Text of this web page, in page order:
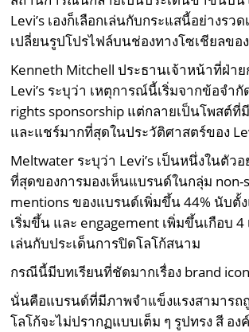
Levi’s เองก็เลือกเล่นกับกระแสนี้อย่างรว
เปลี่ยนรูปโปรไฟล์บนช่องทางโซเชียลขอ
Kenneth Mitchell ประธานเจ้าหน้าที่ฝ่า
Levi’s ระบุว่า เหตุการณ์นี้เริ่มจากข้อจำ
rights sponsorship แต่กลายเป็นโพสต์
และแชร์มากที่สุดในประวัติศาสตร์ของ
Meltwater ระบุว่า Levi’s เป็นหนึ่งในตัว
ที่สุดของการมองเห็นแบรนด์ในกลุ่ม non-
mentions ของแบรนด์เพิ่มขึ้น 44% นับตั้
เริ่มขึ้น และ engagement เพิ่มขึ้นเกือบ
เล่นกับประเด็นการปิดโลโก้สนาม
กรณีนี้มีบทเรียนที่ชัดมากเรื่อง brand
นั่นคือแบรนด์ที่มีภาพจำแข็งแรงสามารถ
โลโก้จะไม่ปรากฏแบบเต็ม ๆ รูปทรง สี อง